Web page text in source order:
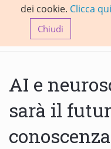
dei cookie. Clicca
Chiudi
AI e
sarà il